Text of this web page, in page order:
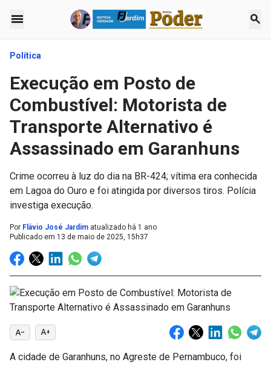
menu search
Política
Execução em Posto de
Combustível: Motorista de
Transporte Alternativo é
Assassinado em Garanhuns
Crime ocorreu à luz do dia na BR-424; vítima era conhecida
em Lagoa do Ouro e foi atingida por diversos tiros. Polícia
investiga execução.
Por Flávio José Jardim atualizado há 1 ano
Publicado em 13 de maio de 2025, 15h37
text_decrease text_increase
A cidade de Garanhuns, no Agreste de Pernambuco, foi